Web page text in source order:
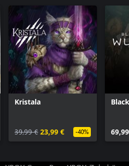
Kristala
39,99 € 23,99 € -40%